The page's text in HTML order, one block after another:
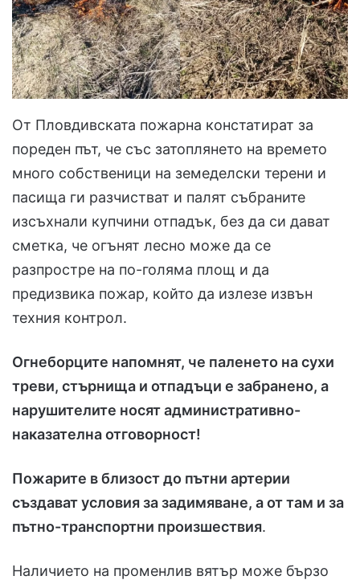
От Пловдивската пожарна констатират за
пореден път, че със затоплянето на времето
много собственици на земеделски терени и
пасища ги разчистват и палят събраните
изсъхнали купчини отпадък, без да си дават
сметка, че огънят лесно може да се
разпростре на по-голяма площ и да
предизвика пожар, който да излезе извън
техния контрол.
Огнеборците напомнят, че паленето на сухи
треви, стърнища и отпадъци е забранено, а
нарушителите носят административно-
наказателна отговорност!
Пожарите в близост до пътни артерии
създават условия за задимяване, а от там и за
пътно-транспортни произшествия.
Наличието на променлив вятър може бързо